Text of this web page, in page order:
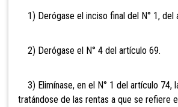
1) Derógase el inciso final del N° 1, del
2) Derógase el N° 4 del artículo 69.
3) Elimínase, en el N° 1 del artículo 74,
tratándose de las rentas a que se refiere